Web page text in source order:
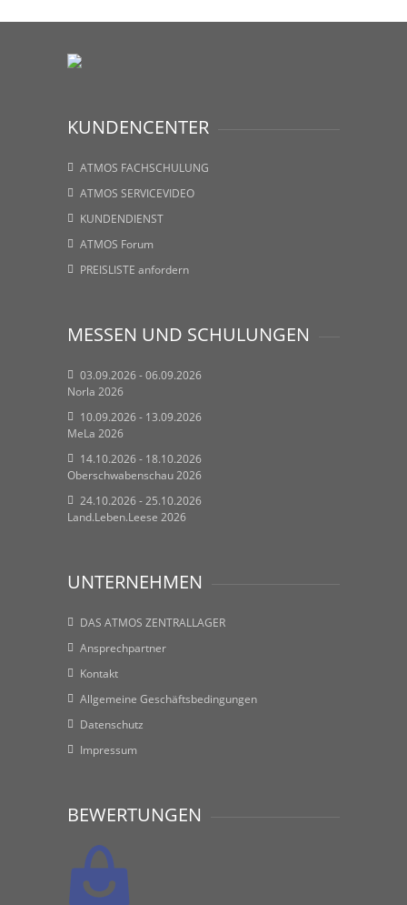
KUNDENCENTER
ATMOS FACHSCHULUNG
ATMOS SERVICEVIDEO
KUNDENDIENST
ATMOS Forum
PREISLISTE anfordern
MESSEN UND SCHULUNGEN
03.09.2026 - 06.09.2026
Norla 2026
10.09.2026 - 13.09.2026
MeLa 2026
14.10.2026 - 18.10.2026
Oberschwabenschau 2026
24.10.2026 - 25.10.2026
Land.Leben.Leese 2026
UNTERNEHMEN
DAS ATMOS ZENTRALLAGER
Ansprechpartner
Kontakt
Allgemeine Geschäftsbedingungen
Datenschutz
Impressum
BEWERTUNGEN